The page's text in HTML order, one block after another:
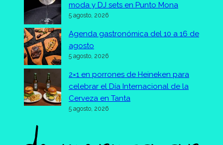
moda y DJ sets en Punto Mona
5 agosto, 2026
Agenda gastronómica del 10 a 16 de
agosto
5 agosto, 2026
2×1 en porrones de Heineken para
celebrar el Día Internacional de la
Cerveza en Tanta
5 agosto, 2026